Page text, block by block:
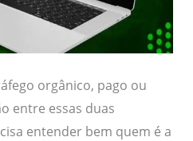
orgânico, pago ou
entre essas duas
entender bem quem é a